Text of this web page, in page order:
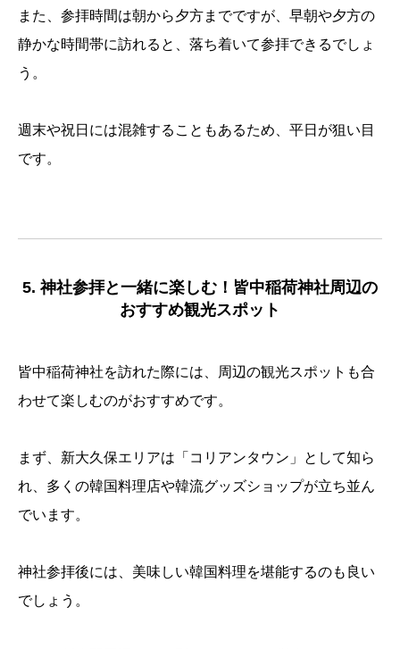
また、参拝時間は朝から夕方までですが、早朝や夕方の
静かな時間帯に訪れると、落ち着いて参拝できるでしょ
う。
週末や祝日には混雑することもあるため、平日が狙い目
です。
5. 神社参拝と一緒に楽しむ！皆中稲荷神社周辺の
おすすめ観光スポット
皆中稲荷神社を訪れた際には、周辺の観光スポットも合
わせて楽しむのがおすすめです。
まず、新大久保エリアは「コリアンタウン」として知ら
れ、多くの韓国料理店や韓流グッズショップが立ち並ん
でいます。
神社参拝後には、美味しい韓国料理を堪能するのも良い
でしょう。